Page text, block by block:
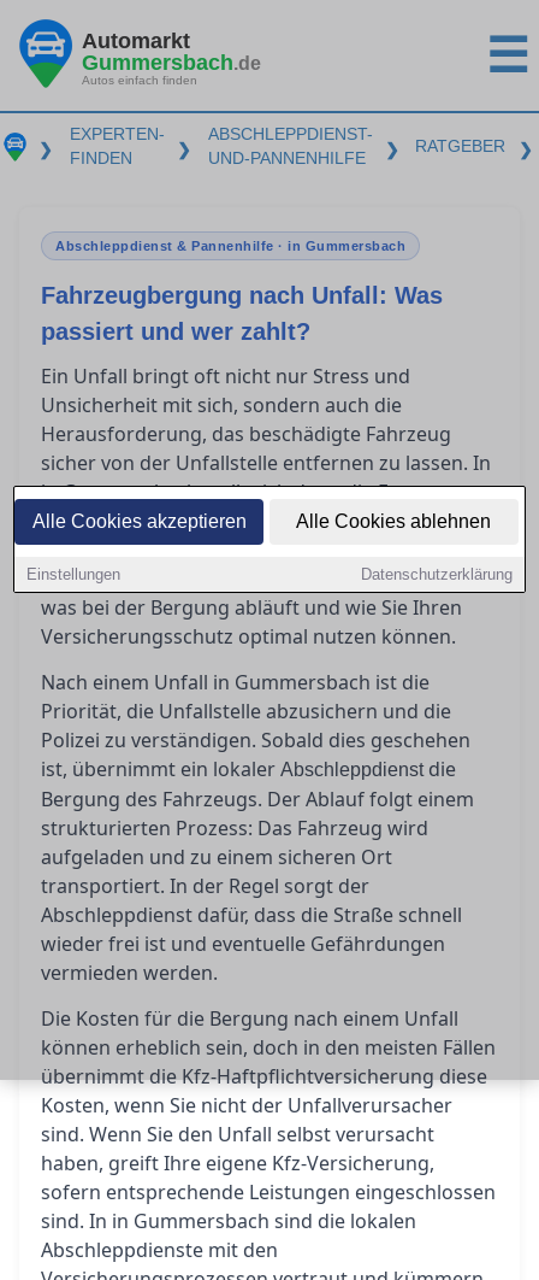
Alle Cookies akzeptieren Alle Cookies ablehnen
Einstellungen Datenschutzerklärung
Automarkt
Gummersbach.de
Autos einfach finden ☰
❯
EXPERTEN-
FINDEN
❯
ABSCHLEPPDIENST-
UND-PANNENHILFE
❯ RATGEBER ❯
Abschleppdienst & Pannenhilfe · in Gummersbach
Fahrzeugbergung nach Unfall: Was
passiert und wer zahlt?
Ein Unfall bringt oft nicht nur Stress und
Unsicherheit mit sich, sondern auch die
Herausforderung, das beschädigte Fahrzeug
sicher von der Unfallstelle entfernen zu lassen. In
in Gummersbach stellt sich dann die Frage,
welche Versicherung welche Kosten übernimmt
und welche Schritte zu beachten sind. Dieser
Ratgeber bietet Orientierung, damit Sie wissen,
was bei der Bergung abläuft und wie Sie Ihren
Versicherungsschutz optimal nutzen können.
Nach einem Unfall in Gummersbach ist die
Priorität, die Unfallstelle abzusichern und die
Polizei zu verständigen. Sobald dies geschehen
ist, übernimmt ein lokaler Abschleppdienstdie
Bergung des Fahrzeugs. Der Ablauf folgt einem
strukturierten Prozess: Das Fahrzeug wird
aufgeladen und zu einem sicheren Ort
transportiert. In der Regel sorgt der
Abschleppdienst dafür, dass die Straße schnell
wieder frei ist und eventuelle Gefährdungen
vermieden werden.
Die Kosten für die Bergung nach einem Unfall
können erheblich sein, doch in den meisten Fällen
übernimmt die Kfz-Haftpflichtversicherung diese
Kosten, wenn Sie nicht der Unfallverursacher
sind. Wenn Sie den Unfall selbst verursacht
haben, greift Ihre eigene Kfz-Versicherung,
sofern entsprechende Leistungen eingeschlossen
sind. In in Gummersbach sind die lokalen
Abschleppdienste mit den